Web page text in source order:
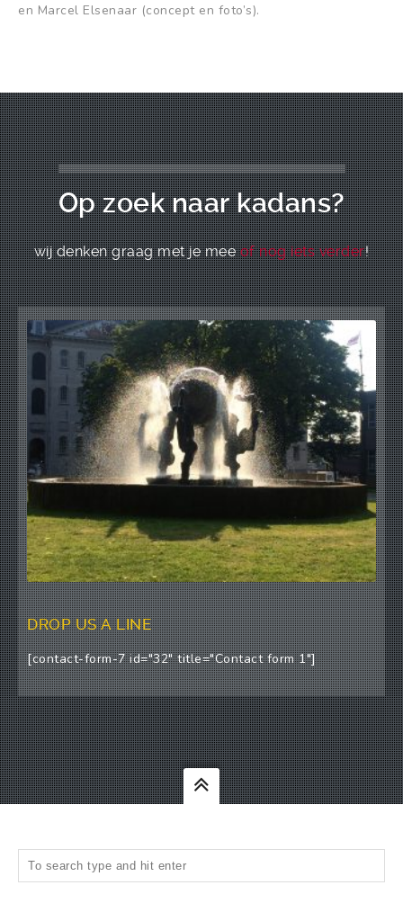
en Marcel Elsenaar (concept en foto’s).
Op zoek naar kadans?
wij denken graag met je meeof nog iets verder!
DROP US A LINE
[contact-form-7 id="32" title="Contact form 1"]